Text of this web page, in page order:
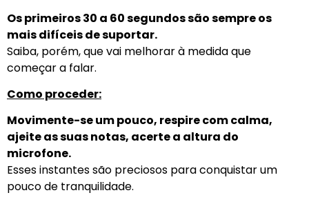
Os primeiros 30 a 60 segundos são sempre os
mais difíceis de suportar.
Saiba, porém, que vai melhorar à medida que
começar a falar.
Como proceder:
Movimente-se um pouco, respire com calma,
ajeite as suas notas, acerte a altura do
microfone.
Esses instantes são preciosos para conquistar um
pouco de tranquilidade.